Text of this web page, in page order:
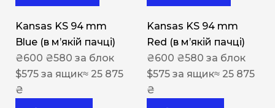
Kansas KS 94 mm
Blue (в мʼякій пачці)
₴600 ₴580 за блок
$575 за ящик≈ 25 875
₴
Kansas KS 94 mm
Red (в мʼякій пачці)
₴600 ₴580 за блок
$575 за ящик≈ 25 875
₴